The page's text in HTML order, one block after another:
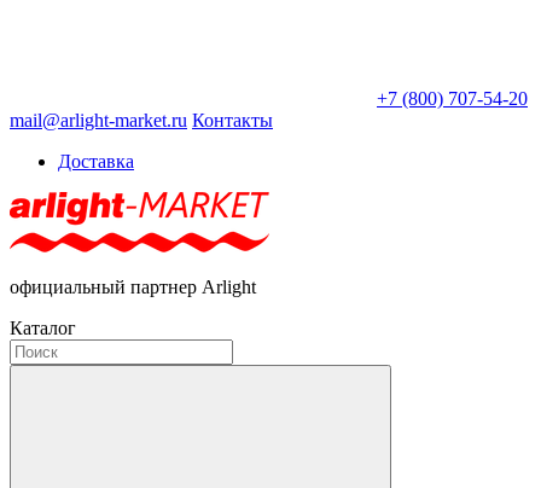
+7 (800) 707-54-20
mail@arlight-market.ru Контакты
Доставка
официальный партнер Arlight
Каталог